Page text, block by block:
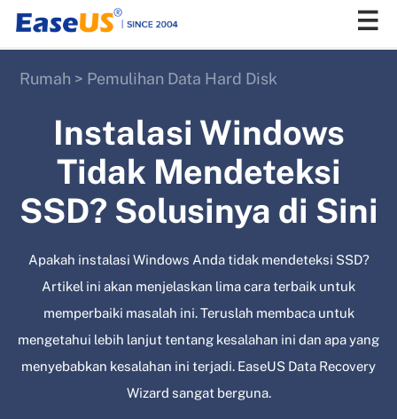
Rumah > Pemulihan Data Hard Disk
Instalasi Windows
Tidak Mendeteksi
SSD? Solusinya di Sini
Apakah instalasi Windows Anda tidak mendeteksi SSD?
Artikel ini akan menjelaskan lima cara terbaik untuk
memperbaiki masalah ini. Teruslah membaca untuk
mengetahui lebih lanjut tentang kesalahan ini dan apa yang
menyebabkan kesalahan ini terjadi. EaseUS Data Recovery
Wizard sangat berguna.